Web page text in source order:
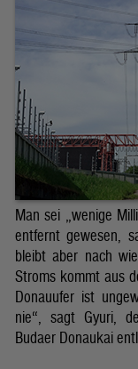
Man sei „wenige
entfernt gewesen,
bleibt aber nach
Stroms kommt aus
Donauufer ist
nie“, sagt Gyuri,
Budaer Donaukai